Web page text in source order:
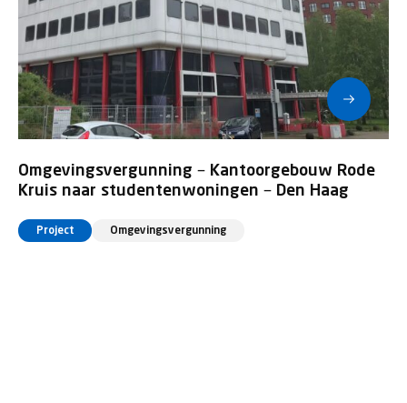
Omgevingsvergunning – Kantoorgebouw Rode
Kruis naar studentenwoningen – Den Haag
Project Omgevingsvergunning